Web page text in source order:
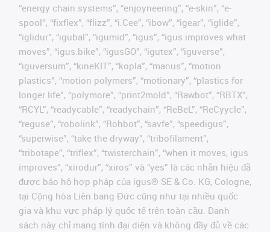
“energy chain systems”, “enjoyneering”, “e-skin”, “e-
spool”, “fixflex”, “flizz”, “i.Cee”, “ibow”, “igear”, “iglide”,
“iglidur”, “igubal”, “igumid”, “igus”, “igus improves what
moves”, “igus:bike”, “igusGO”, “igutex”, “iguverse”,
“iguversum”, “kineKIT”, “kopla”, “manus”, “motion
plastics”, “motion polymers”, “motionary”, “plastics for
longer life”, “polymore”, “print2mold”, “Rawbot”, “RBTX”,
“RCYL”, “readycable”, “readychain”, “ReBeL”, “ReCyycle”,
“reguse”, “robolink”, “Rohbot”, “savfe”, “speedigus”,
“superwise”, “take the dryway”, “tribofilament”,
“tribotape”, “triflex”, “twisterchain”, “when it moves, igus
improves”, “xirodur”, “xiros” và “yes” là các nhãn hiệu đã
được bảo hộ hợp pháp của igus® SE & Co. KG, Cologne,
tại Cộng hòa Liên bang Đức cũng như tại nhiều quốc
gia và khu vực pháp lý quốc tế trên toàn cầu. Danh
sách này chỉ mang tính đại diện và không đầy đủ về các